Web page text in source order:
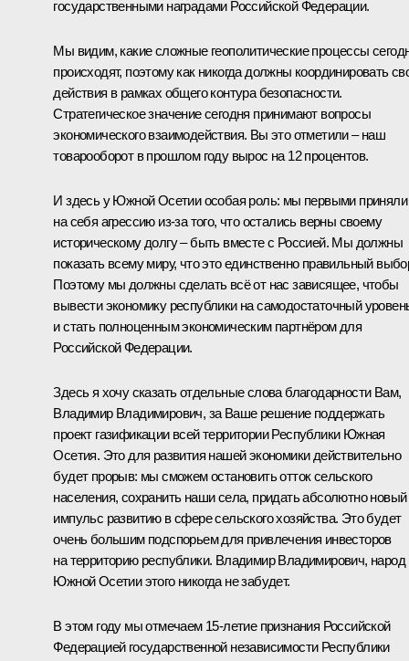
государственными наградами Российской Федерации.
Мы видим, какие сложные геополитические процессы
происходят, поэтому как никогда должны координировать
действия в рамках общего контура безопасности.
Стратегическое значение сегодня принимают вопросы
экономического взаимодействия. Вы это отметили – наш
товарооборот в прошлом году вырос на 12 процентов.
И здесь у Южной Осетии особая роль: мы первыми приняли
на себя агрессию из-за того, что остались верны своему
историческому долгу – быть вместе с Россией. Мы должны
показать всему миру, что это единственно правильный
Поэтому мы должны сделать всё от нас зависящее, чтобы
вывести экономику республики на самодостаточный
и стать полноценным экономическим партнёром для
Российской Федерации.
Здесь я хочу сказать отдельные слова благодарности Вам,
Владимир Владимирович, за Ваше решение поддержать
проект газификации всей территории Республики Южная
Осетия. Это для развития нашей экономики действительно
будет прорыв: мы сможем остановить отток сельского
населения, сохранить наши села, придать абсолютно новый
импульс развитию в сфере сельского хозяйства. Это будет
очень большим подспорьем для привлечения инвесторов
на территорию республики. Владимир Владимирович, народ
Южной Осетии этого никогда не забудет.
В этом году мы отмечаем 15-летие признания Российской
Федерацией государственной независимости Республики